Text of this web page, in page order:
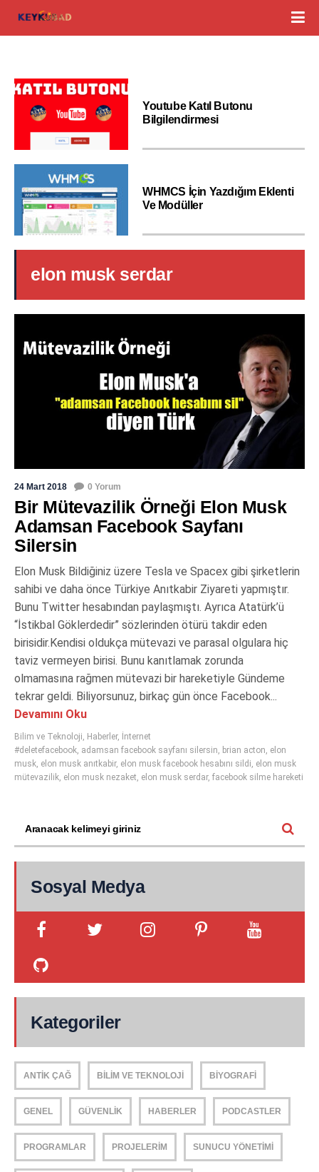
Youtube Katıl Butonu
Bilgilendirmesi
WHMCS İçin Yazdığım Eklenti
Ve Modüller
elon musk serdar
24 Mart 2018 0 Yorum
Bir Mütevazilik Örneği Elon Musk
Adamsan Facebook Sayfanı
Silersin
Elon Musk Bildiğiniz üzere Tesla ve Spacex gibi şirketlerin
sahibi ve daha önce Türkiye Anıtkabir Ziyareti yapmıştır.
Bunu Twitter hesabından paylaşmıştı. Ayrıca Atatürk’ü
“İstikbal Göklerdedir” sözlerinden ötürü takdir eden
birisidir.Kendisi oldukça mütevazi ve parasal olgulara hiç
taviz vermeyen birisi. Bunu kanıtlamak zorunda
olmamasına rağmen mütevazi bir hareketiyle Gündeme
tekrar geldi. Biliyorsunuz, birkaç gün önce Facebook...
Devamını Oku
Bilim ve Teknoloji, Haberler, İnternet
#deletefacebook, adamsan facebook sayfanı silersin, brian acton, elon
musk, elon musk anıtkabir, elon musk facebook hesabını sildi, elon musk
mütevazilik, elon musk nezaket, elon musk serdar, facebook silme hareketi
Sosyal Medya
Kategoriler
ANTIK ÇAĞ BILIM VE TEKNOLOJI BIYOGRAFI
GENEL GÜVENLIK HABERLER PODCASTLER
PROGRAMLAR PROJELERIM SUNUCU YÖNETIMI